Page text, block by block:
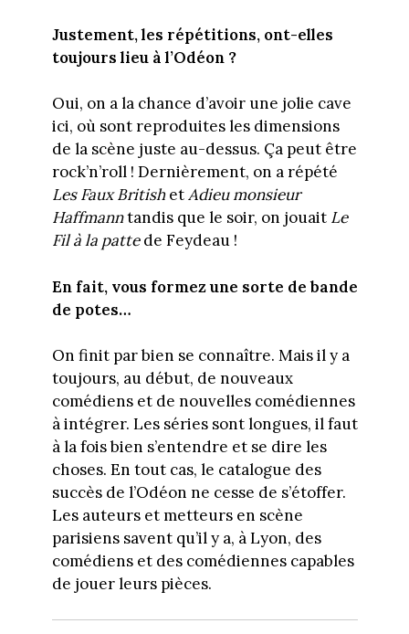
Justement, les répétitions, ont-elles
toujours lieu à l’Odéon ?
Oui, on a la chance d’avoir une jolie cave
ici, où sont reproduites les dimensions
de la scène juste au-dessus. Ça peut être
rock’n’roll ! Dernièrement, on a répété
Les Faux BritishetAdieu monsieur
Haffmanntandis que le soir, on jouait Le
Fil à la pattede Feydeau !
En fait, vous formez une sorte de bande
de potes…
On finit par bien se connaître. Mais il y a
toujours, au début, de nouveaux
comédiens et de nouvelles comédiennes
à intégrer. Les séries sont longues, il faut
à la fois bien s’entendre et se dire les
choses. En tout cas, le catalogue des
succès de l’Odéon ne cesse de s’étoffer.
Les auteurs et metteurs en scène
parisiens savent qu’il y a, à Lyon, des
comédiens et des comédiennes capables
de jouer leurs pièces.